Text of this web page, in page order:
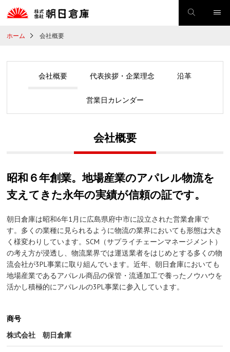
ホーム 会社概要
会社概要 代表挨拶・企業理念 沿革
営業日カレンダー
会社概要
昭和６年創業。地場産業のアパレル物流を
支えてきた永年の実績が信頼の証です。
朝日倉庫は昭和6年1月に広島県府中市に設立された営業倉庫で
す。多くの業種に見られるように物流の業界においても形態は大き
く様変わりしています。SCM（サプライチェーンマネージメント）
の考え方が浸透し、物流業界では運送業者をはじめとする多くの物
流会社が3PL事業に取り組んでいます。近年、朝日倉庫においても
地場産業であるアパレル商品の保管・流通加工で養ったノウハウを
活かし積極的にアパレルの3PL事業に参入しています。
商号
株式会社 朝日倉庫